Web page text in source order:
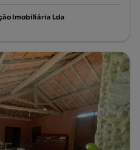
Imobiliária Lda